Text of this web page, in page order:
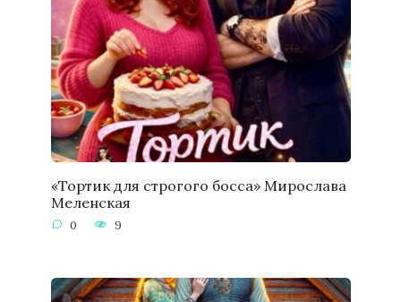
«Тортик для строгого босса» Мирослава
Меленская
0 9